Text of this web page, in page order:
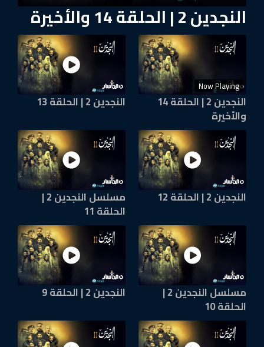
النجدين 2 | الحلقة 14 والأخيرة
Now Playing
النجدين 2 | الحلقة 14
والأخيرة
النجدين 2 | الحلقة 13
النجدين 2 | الحلقة 12
مسلسل النجدين 2 |
الحلقة 11
مسلسل النجدين 2 |
الحلقة 10
النجدين 2 | الحلقة 9